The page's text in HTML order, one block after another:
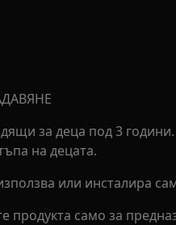
за деца под 3
на децата.
или инсталира
продукта само за